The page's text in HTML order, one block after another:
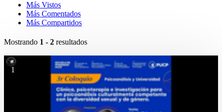
Más Vistos
Más Comentados
Más Compartidos
Mostrando 1 - 2 resultados
1